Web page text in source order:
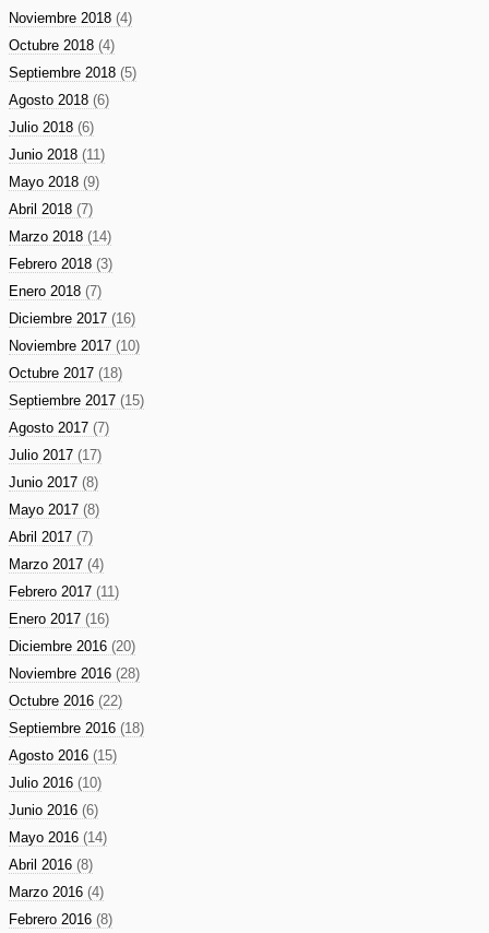
Noviembre 2018 (4)
Octubre 2018 (4)
Septiembre 2018 (5)
Agosto 2018 (6)
Julio 2018 (6)
Junio 2018 (11)
Mayo 2018 (9)
Abril 2018 (7)
Marzo 2018 (14)
Febrero 2018 (3)
Enero 2018 (7)
Diciembre 2017 (16)
Noviembre 2017 (10)
Octubre 2017 (18)
Septiembre 2017 (15)
Agosto 2017 (7)
Julio 2017 (17)
Junio 2017 (8)
Mayo 2017 (8)
Abril 2017 (7)
Marzo 2017 (4)
Febrero 2017 (11)
Enero 2017 (16)
Diciembre 2016 (20)
Noviembre 2016 (28)
Octubre 2016 (22)
Septiembre 2016 (18)
Agosto 2016 (15)
Julio 2016 (10)
Junio 2016 (6)
Mayo 2016 (14)
Abril 2016 (8)
Marzo 2016 (4)
Febrero 2016 (8)